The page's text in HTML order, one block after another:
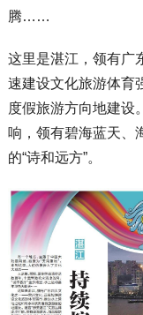
腾……
这里是湛江，领有
速建设文化旅游体育
度假旅游方向地建设
响，领有碧海蓝天、
的“诗和远方”。